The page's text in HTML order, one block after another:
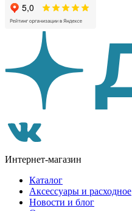
Интернет-магазин
Каталог
Аксессуары и расходное
Новости и блог